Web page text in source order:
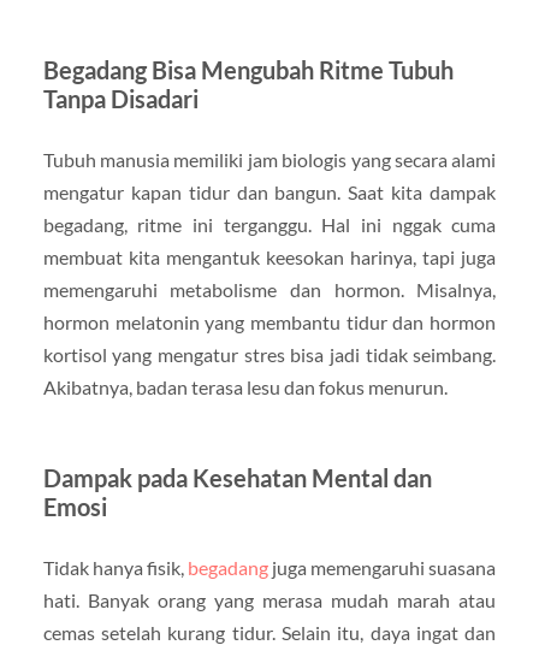
Begadang Bisa Mengubah Ritme Tubuh
Tanpa Disadari
Tubuh manusia memiliki jam biologis yang secara alami
mengatur kapan tidur dan bangun. Saat kita dampak
begadang, ritme ini terganggu. Hal ini nggak cuma
membuat kita mengantuk keesokan harinya, tapi juga
memengaruhi metabolisme dan hormon. Misalnya,
hormon melatonin yang membantu tidur dan hormon
kortisol yang mengatur stres bisa jadi tidak seimbang.
Akibatnya, badan terasa lesu dan fokus menurun.
Dampak pada Kesehatan Mental dan
Emosi
Tidak hanya fisik, begadang juga memengaruhi suasana
hati. Banyak orang yang merasa mudah marah atau
cemas setelah kurang tidur. Selain itu, daya ingat dan